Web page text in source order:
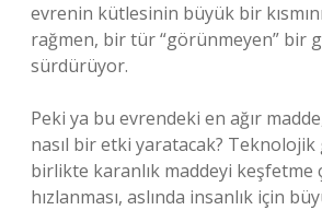
evrenin kütlesinin büyük bir
rağmen, bir tür “görünmeyen” bir
sürdürüyor.
Peki ya bu evrendeki en ağır
nasıl bir etki yaratacak?
birlikte karanlık maddeyi keşfetme
hızlanması, aslında insanlık için